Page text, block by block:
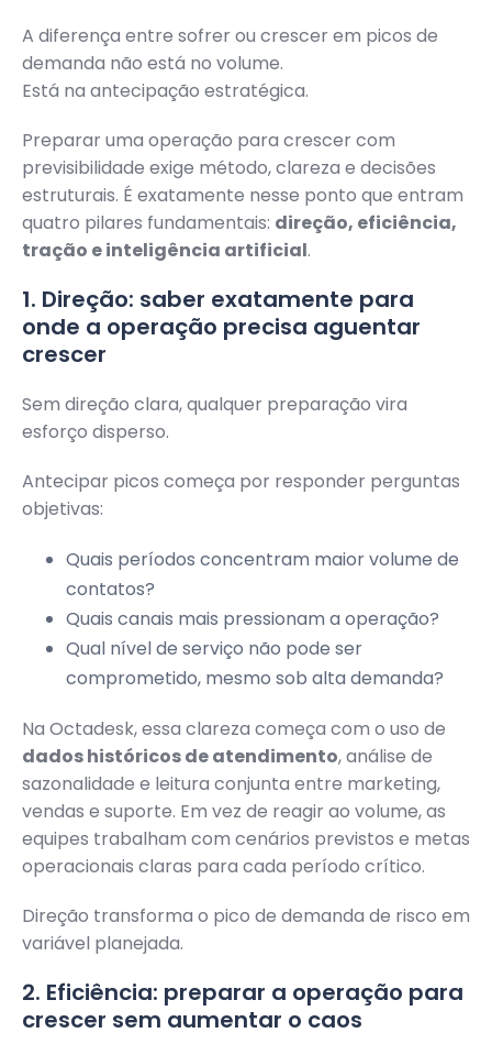
A diferença entre sofrer ou crescer em picos de
demanda não está no volume.
Está na antecipação estratégica.
Preparar uma operação para crescer com
previsibilidade exige método, clareza e decisões
estruturais. É exatamente nesse ponto que entram
quatro pilares fundamentais: direção, eficiência,
tração e inteligência artificial.
1. Direção: saber exatamente para
onde a operação precisa aguentar
crescer
Sem direção clara, qualquer preparação vira
esforço disperso.
Antecipar picos começa por responder perguntas
objetivas:
Quais períodos concentram maior volume de
contatos?
Quais canais mais pressionam a operação?
Qual nível de serviço não pode ser
comprometido, mesmo sob alta demanda?
Na Octadesk, essa clareza começa com o uso de
dados históricos de atendimento, análise de
sazonalidade e leitura conjunta entre marketing,
vendas e suporte. Em vez de reagir ao volume, as
equipes trabalham com cenários previstos e metas
operacionais claras para cada período crítico.
Direção transforma o pico de demanda de risco em
variável planejada.
2. Eficiência: preparar a operação para
crescer sem aumentar o caos